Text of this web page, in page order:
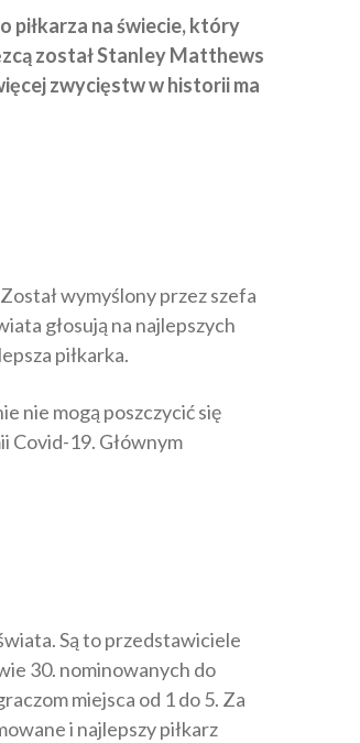
piłkarza na świecie, który
został Stanley Matthews
zwycięstw w historii ma
wymyślony przez szefa
głosują na najlepszych
piłkarka.
nie mogą poszczycić się
Covid-19. Głównym
Są to przedstawiciele
30. nominowanych do
miejsca od 1 do 5. Za
i najlepszy piłkarz